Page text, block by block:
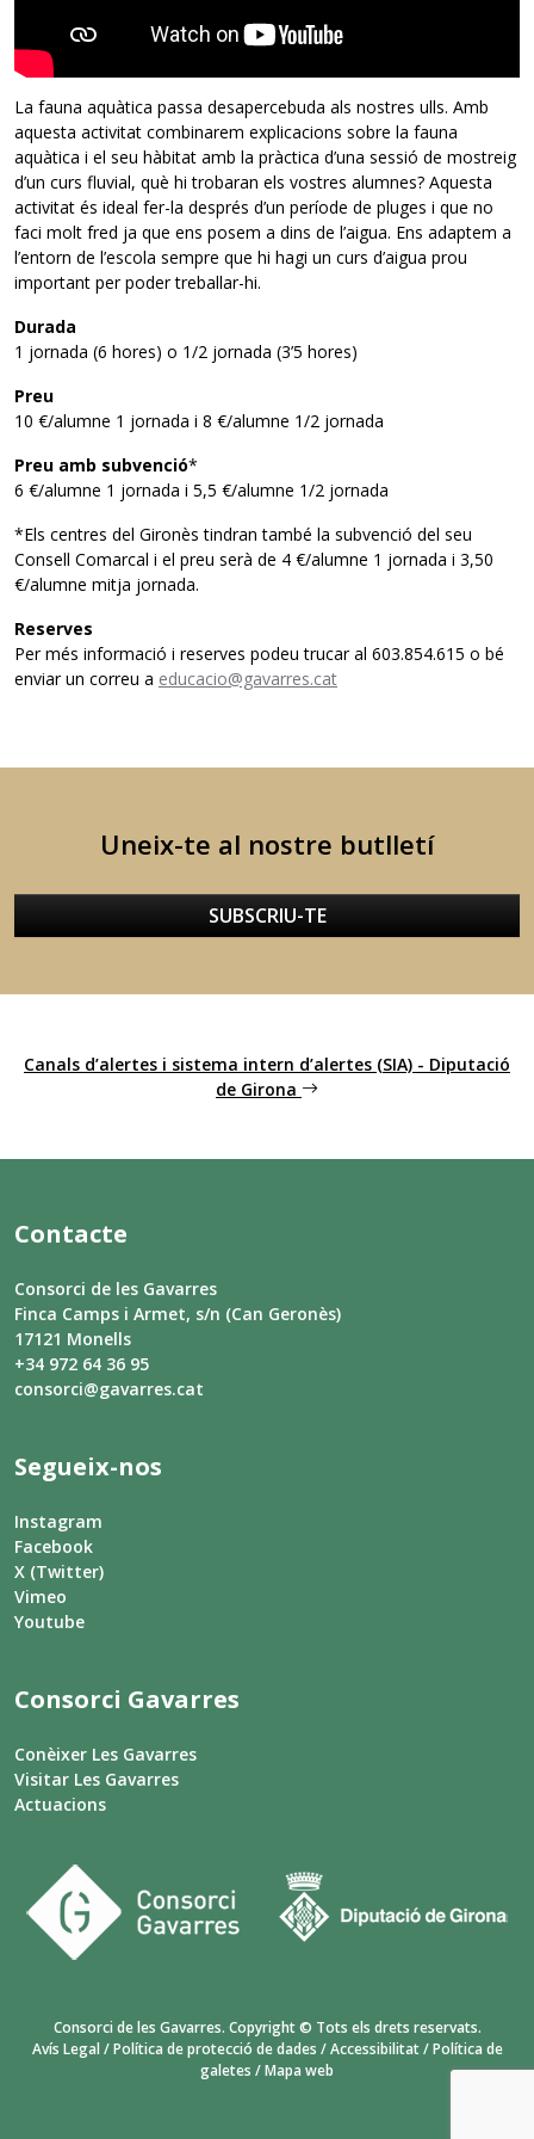
La fauna aquàtica passa desapercebuda als nostres ulls. Amb
aquesta activitat combinarem explicacions sobre la fauna
aquàtica i el seu hàbitat amb la pràctica d’una sessió de mostreig
d’un curs fluvial, què hi trobaran els vostres alumnes? Aquesta
activitat és ideal fer-la després d’un període de pluges i que no
faci molt fred ja que ens posem a dins de l’aigua. Ens adaptem a
l’entorn de l’escola sempre que hi hagi un curs d’aigua prou
important per poder treballar-hi.
Durada
1 jornada (6 hores) o 1/2 jornada (3’5 hores)
Preu
10 €/alumne 1 jornada i 8 €/alumne 1/2 jornada
Preu amb subvenció*
6 €/alumne 1 jornada i 5,5 €/alumne 1/2 jornada
*Els centres del Gironès tindran també la subvenció del seu
Consell Comarcal i el preu serà de 4 €/alumne 1 jornada i 3,50
€/alumne mitja jornada.
Reserves
Per més informació i reserves podeu trucar al 603.854.615 o bé
enviar un correu a educacio@gavarres.cat
Uneix-te al nostre butlletí
SUBSCRIU-TE
Canals d’alertes i sistema intern d’alertes (SIA) - Diputació
de Girona
Contacte
Consorci de les Gavarres
Finca Camps i Armet, s/n (Can Geronès)
17121 Monells
+34 972 64 36 95
consorci@gavarres.cat
Segueix-nos
Instagram
Facebook
X (Twitter)
Vimeo
Youtube
Consorci Gavarres
Conèixer Les Gavarres
Visitar Les Gavarres
Actuacions
Consorci de les Gavarres. Copyright © Tots els drets reservats.
Avís Legal /Política de protecció de dades /Accessibilitat/Política de
galetes /Mapa web